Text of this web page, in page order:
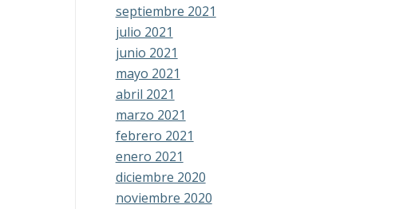
septiembre 2021
julio 2021
junio 2021
mayo 2021
abril 2021
marzo 2021
febrero 2021
enero 2021
diciembre 2020
noviembre 2020